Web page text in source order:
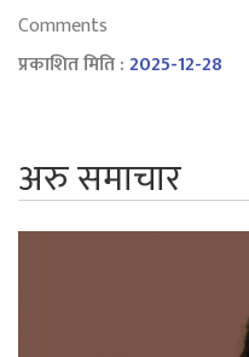
Comments
प्रकाशित मिति :2025-12-28
अरु समाचार